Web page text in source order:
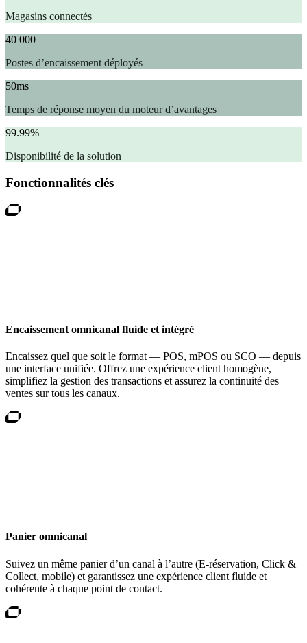
Magasins connectés
40 000
Postes d’encaissement déployés
50ms
Temps de réponse moyen du moteur d’avantages
99.99%
Disponibilité de la solution
Fonctionnalités clés
Encaissement omnicanal fluide et intégré
Encaissez quel que soit le format — POS, mPOS ou SCO — depuis
une interface unifiée. Offrez une expérience client homogène,
simplifiez la gestion des transactions et assurez la continuité des
ventes sur tous les canaux.
Panier omnicanal
Suivez un même panier d’un canal à l’autre (E-réservation, Click &
Collect, mobile) et garantissez une expérience client fluide et
cohérente à chaque point de contact.